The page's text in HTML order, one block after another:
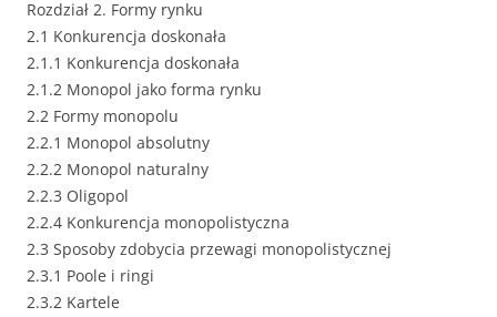
Rozdział 2. Formy rynku
2.1 Konkurencja doskonała
2.1.1 Konkurencja doskonała
2.1.2 Monopol jako forma rynku
2.2 Formy monopolu
2.2.1 Monopol absolutny
2.2.2 Monopol naturalny
2.2.3 Oligopol
2.2.4 Konkurencja monopolistyczna
2.3 Sposoby zdobycia przewagi monopolistycznej
2.3.1 Poole i ringi
2.3.2 Kartele